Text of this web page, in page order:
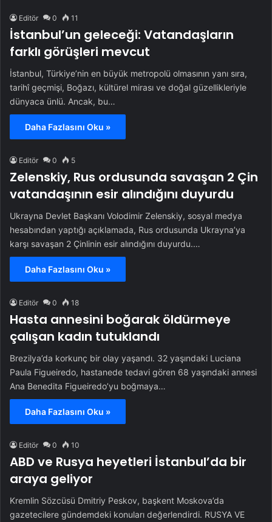
Editör 0 11
İstanbul’un geleceği: Vatandaşların
farklı görüşleri mevcut
İstanbul, Türkiye’nin en büyük metropolü olmasının yanı sıra,
tarihî geçmişi, Boğazı, kültürel mirası ve doğal güzellikleriyle
dünyaca ünlü. Ancak, bu…
Daha Fazlasını Oku »
Editör 0 5
Zelenskiy, Rus ordusunda savaşan 2 Çin
vatandaşının esir alındığını duyurdu
Ukrayna Devlet Başkanı Volodimir Zelenskiy, sosyal medya
hesabından yaptığı açıklamada, Rus ordusunda Ukrayna’ya
karşı savaşan 2 Çinlinin esir alındığını duyurdu.…
Daha Fazlasını Oku »
Editör 0 18
Hasta annesini boğarak öldürmeye
çalışan kadın tutuklandı
Brezilya’da korkunç bir olay yaşandı. 32 yaşındaki Luciana
Paula Figueiredo, hastanede tedavi gören 68 yaşındaki annesi
Ana Benedita Figueiredo’yu boğmaya…
Daha Fazlasını Oku »
Editör 0 10
ABD ve Rusya heyetleri İstanbul’da bir
araya geliyor
Kremlin Sözcüsü Dmitriy Peskov, başkent Moskova’da
gazetecilere gündemdeki konuları değerlendirdi. RUSYA VE